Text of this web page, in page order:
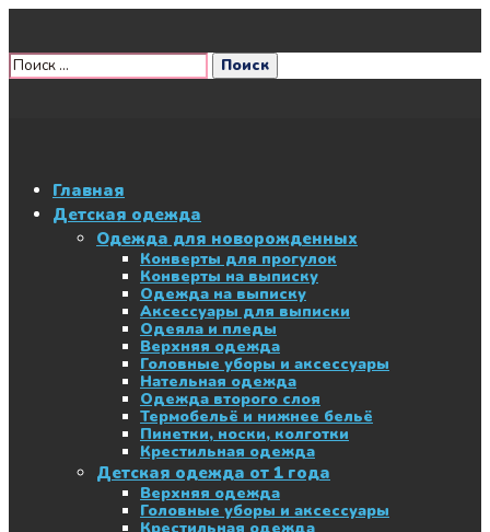
Главная
Детская одежда
Одежда для новорожденных
Конверты для прогулок
Конверты на выписку
Одежда на выписку
Аксессуары для выписки
Одеяла и пледы
Верхняя одежда
Головные уборы и аксессуары
Нательная одежда
Одежда второго слоя
Термобельё и нижнее бельё
Пинетки, носки, колготки
Крестильная одежда
Детская одежда от 1 года
Верхняя одежда
Головные уборы и аксессуары